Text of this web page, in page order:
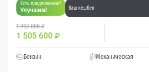
Есть предложение?
Улучшим! Ваш кешбек
1 992 000 ₽
1 505 600 ₽
Бензин Механическая